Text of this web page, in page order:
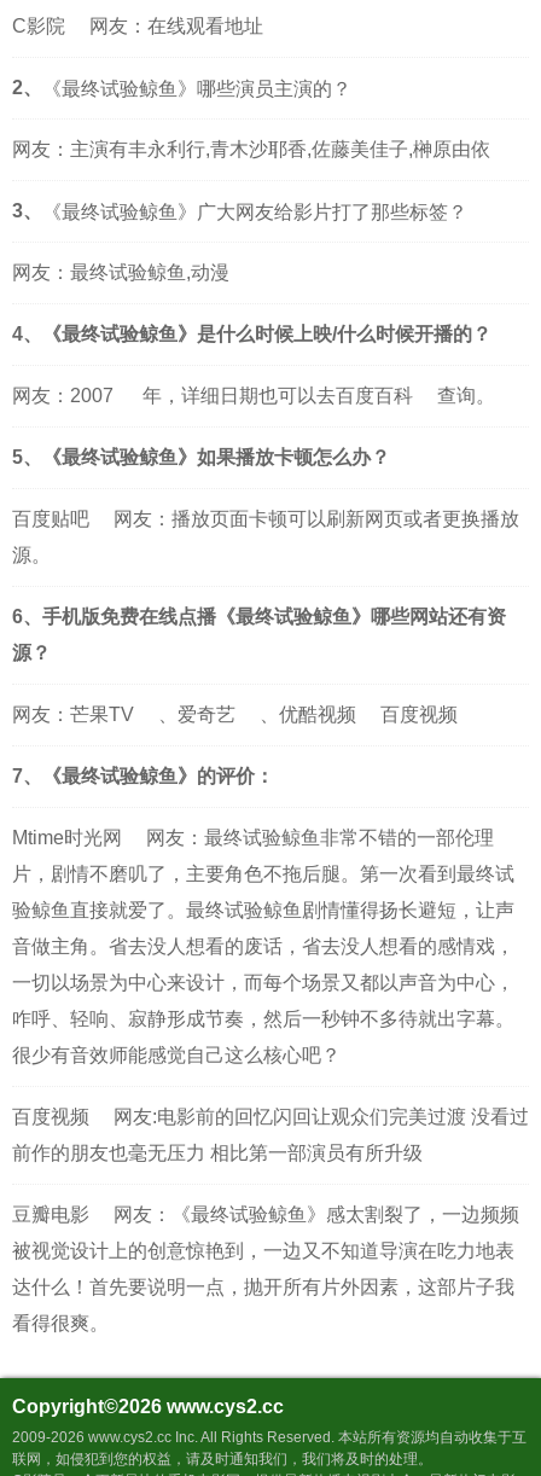
C影院 网友：在线观看地址
2、 《最终试验鲸鱼》哪些演员主演的？
网友：主演有丰永利行,青木沙耶香,佐藤美佳子,榊原由依
3、 《最终试验鲸鱼》广大网友给影片打了那些标签？
网友：最终试验鲸鱼,动漫
4、《最终试验鲸鱼》是什么时候上映/什么时候开播的？
网友： 2007 年，详细日期也可以去百度百科 查询。
5、《最终试验鲸鱼》如果播放卡顿怎么办？
百度贴吧
网友：播放页面卡顿可以刷新网页或者更换播放
源。
6、手机版免费在线点播《最终试验鲸鱼》哪些网站还有资
源？
网友： 芒果TV 、 爱奇艺 、 优酷视频 百度视频
7、《最终试验鲸鱼》的评价：
Mtime时光网
网友：最终试验鲸鱼非常不错的一部伦理
片，剧情不磨叽了，主要角色不拖后腿。第一次看到最终试
验鲸鱼直接就爱了。最终试验鲸鱼剧情懂得扬长避短，让声
音做主角。省去没人想看的废话，省去没人想看的感情戏，
一切以场景为中心来设计，而每个场景又都以声音为中心，
咋呼、轻响、寂静形成节奏，然后一秒钟不多待就出字幕。
很少有音效师能感觉自己这么核心吧？
百度视频
网友:电影前的回忆闪回让观众们完美过渡 没看过
前作的朋友也毫无压力 相比第一部演员有所升级
豆瓣电影
网友：《最终试验鲸鱼》感太割裂了，一边频频
被视觉设计上的创意惊艳到，一边又不知道导演在吃力地表
达什么！首先要说明一点，抛开所有片外因素，这部片子我
看得很爽。
Copyright©2026 www.cys2.cc
2009-2026 www.cys2.cc Inc. All Rights Reserved. 本站所有资源均自动收集于互
联网，如侵犯到您的权益，请及时通知我们，我们将及时的处理。